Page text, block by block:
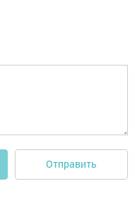
Отправить